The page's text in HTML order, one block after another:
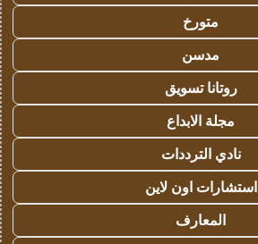
متورخ
مدسن
روتانا تسويق
مجلة الابداع
نادي الترددات
استشارات اون لاين
المعارف